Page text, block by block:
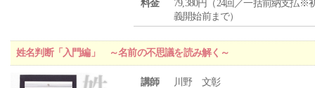
料金
79,380円（24回／一括前納支払※
義開始前まで）
姓名判断「入門編」 ～名前の不思議を読み解く～
講師 川野 文彰